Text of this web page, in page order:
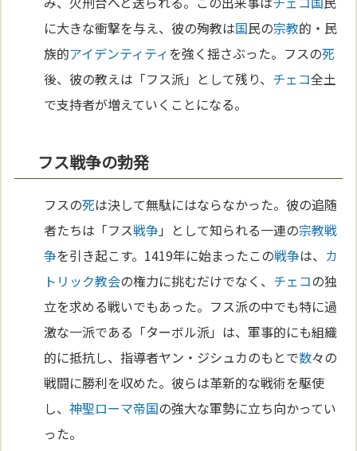
に大きな衝撃を与え、彼の殉教は国民の宗教的・民
族的アイデンティティを強く揺さぶった。フスの死
後、彼の教えは「フス派」として残り、 チェコ全土
で支持者が増えていくことになる。
フス戦争の勃発
フスの死は決して無駄にはならなかった。彼の追随
者たちは「フス戦争」として知られる一連の宗教戦
争を引き起こす。1419年に始まったこの戦争は、 カ
トリック教会の権力に挑むだけでなく、 チェコの独
立を求める戦いでもあった。フス派の中でも特に過
激な一派である「ターボル派」は、軍事的にも組織
的に抵抗し、指導者ヤン・ジシュカのもとで数々の
戦闘に勝利を収めた。彼らは革新的な戦術を駆使
し、神聖ローマ帝国の強大な軍勢に立ち向かってい
った。